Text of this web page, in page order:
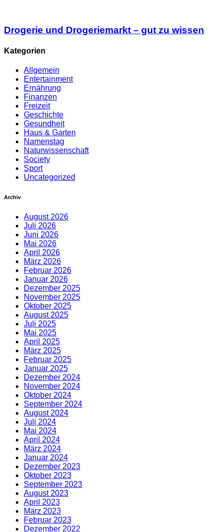
Drogerie und Drogeriemarkt – gut zu wissen
Kategorien
Allgemein
Entertainment
Ernährung
Finanzen
Freizeit
Geschichte
Gesundheit
Haus & Garten
Namenstag
Naturwissenschaft
Society
Sport
Uncategorized
Archiv
August 2026
Juli 2026
Juni 2026
Mai 2026
April 2026
März 2026
Februar 2026
Januar 2026
Dezember 2025
November 2025
Oktober 2025
August 2025
Juli 2025
Mai 2025
April 2025
März 2025
Februar 2025
Januar 2025
Dezember 2024
November 2024
Oktober 2024
September 2024
August 2024
Juli 2024
Mai 2024
April 2024
März 2024
Januar 2024
Dezember 2023
Oktober 2023
September 2023
August 2023
April 2023
März 2023
Februar 2023
Dezember 2022